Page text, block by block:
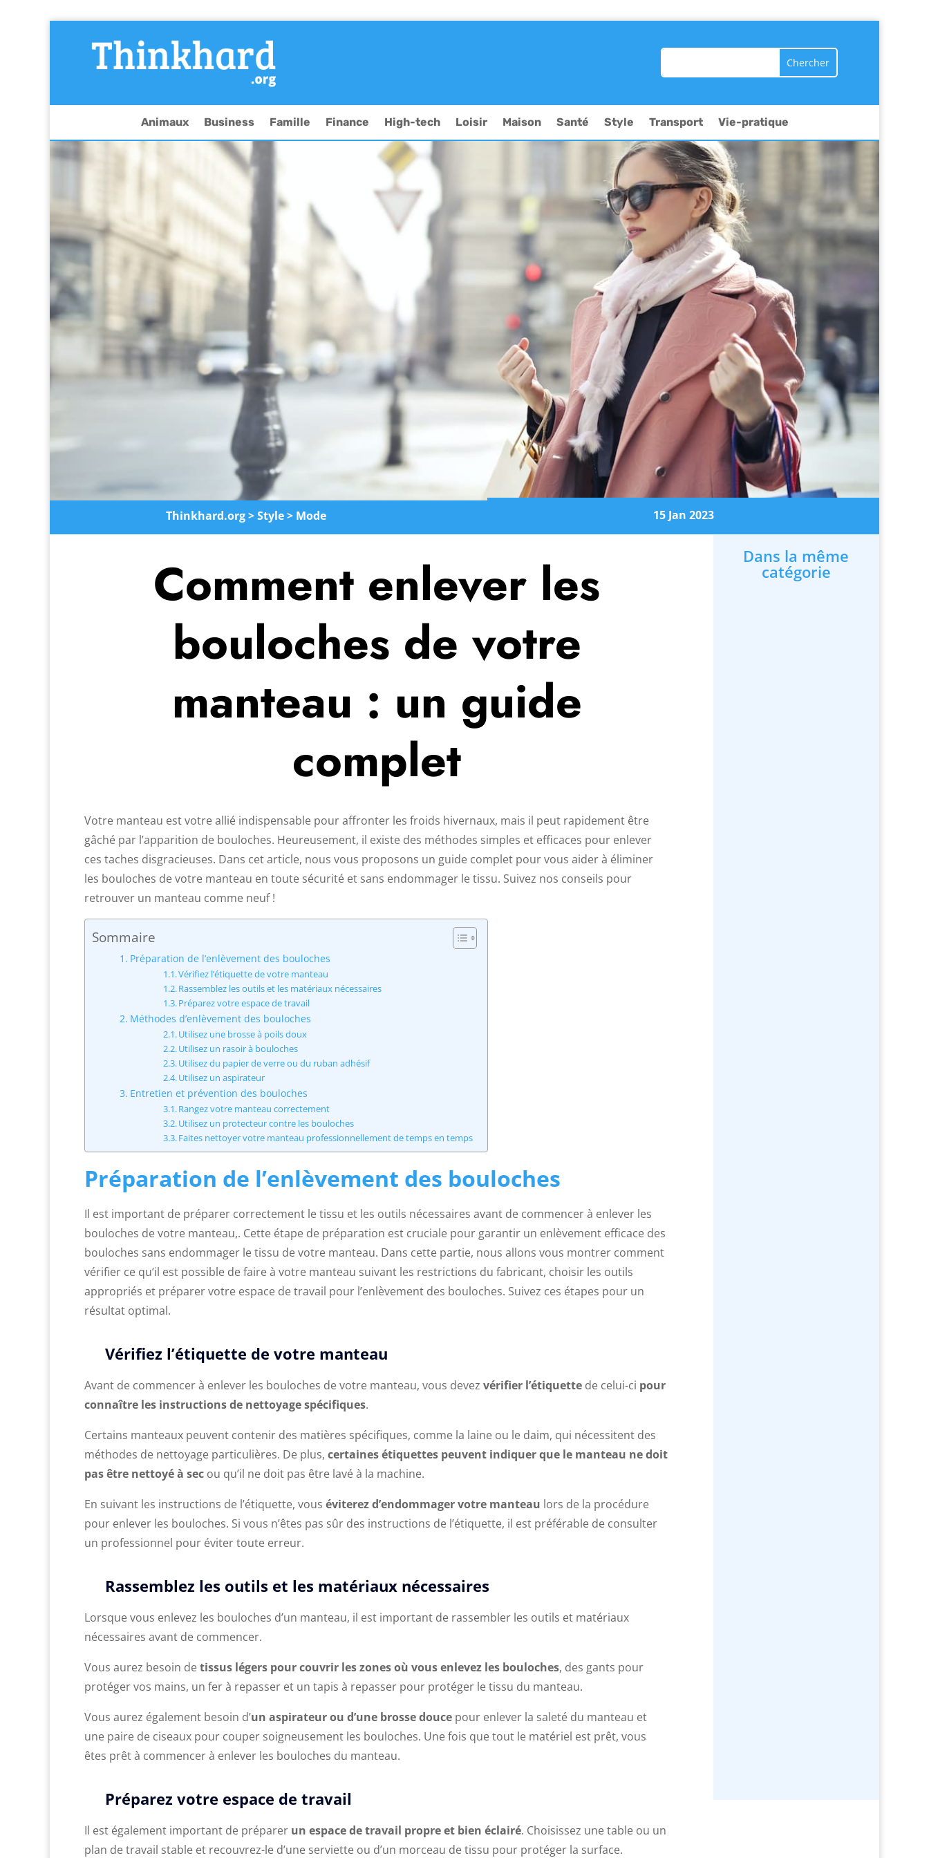
Animaux Business Famille Finance High-tech Loisir Maison Santé Style Transport Vie-pratique
Thinkhard.org>Style> Mode 15 Jan 2023
Comment enlever les
bouloches de votre
manteau : un guide
complet
Votre manteau est votre allié indispensable pour affronter les froids hivernaux, mais il peut rapidement être
gâché par l’apparition de bouloches. Heureusement, il existe des méthodes simples et efficaces pour enlever
ces taches disgracieuses. Dans cet article, nous vous proposons un guide complet pour vous aider à éliminer
les bouloches de votre manteau en toute sécurité et sans endommager le tissu. Suivez nos conseils pour
retrouver un manteau comme neuf !
Sommaire
Préparation de l’enlèvement des bouloches
Vérifiez l’étiquette de votre manteau
Rassemblez les outils et les matériaux nécessaires
Préparez votre espace de travail
Méthodes d’enlèvement des bouloches
Utilisez une brosse à poils doux
Utilisez un rasoir à bouloches
Utilisez du papier de verre ou du ruban adhésif
Utilisez un aspirateur
Entretien et prévention des bouloches
Rangez votre manteau correctement
Utilisez un protecteur contre les bouloches
Faites nettoyer votre manteau professionnellement de temps en temps
Préparation de l’enlèvement des bouloches
Il est important de préparer correctement le tissu et les outils nécessaires avant de commencer à enlever les
bouloches de votre manteau,. Cette étape de préparation est cruciale pour garantir un enlèvement efficace des
bouloches sans endommager le tissu de votre manteau. Dans cette partie, nous allons vous montrer comment
vérifier ce qu’il est possible de faire à votre manteau suivant les restrictions du fabricant, choisir les outils
appropriés et préparer votre espace de travail pour l’enlèvement des bouloches. Suivez ces étapes pour un
résultat optimal.
Vérifiez l’étiquette de votre manteau
Avant de commencer à enlever les bouloches de votre manteau, vous devez vérifier l’étiquette de celui-ci pour
connaître les instructions de nettoyage spécifiques.
Certains manteaux peuvent contenir des matières spécifiques, comme la laine ou le daim, qui nécessitent des
méthodes de nettoyage particulières. De plus, certaines étiquettes peuvent indiquer que le manteau ne doit
pas être nettoyé à sec ou qu’il ne doit pas être lavé à la machine.
En suivant les instructions de l’étiquette, vous éviterez d’endommager votre manteau lors de la procédure
pour enlever les bouloches. Si vous n’êtes pas sûr des instructions de l’étiquette, il est préférable de consulter
un professionnel pour éviter toute erreur.
Rassemblez les outils et les matériaux nécessaires
Lorsque vous enlevez les bouloches d’un manteau, il est important de rassembler les outils et matériaux
nécessaires avant de commencer.
Vous aurez besoin detissus légers pour couvrir les zones où vous enlevez les bouloches, des gants pour
protéger vos mains, un fer à repasser et un tapis à repasser pour protéger le tissu du manteau.
Vous aurez également besoin d’un aspirateur ou d’une brosse douce pour enlever la saleté du manteau et
une paire de ciseaux pour couper soigneusement les bouloches. Une fois que tout le matériel est prêt, vous
êtes prêt à commencer à enlever les bouloches du manteau.
Préparez votre espace de travail
Il est également important de préparer un espace de travail propre et bien éclairé. Choisissez une table ou un
plan de travail stable et recouvrez-le d’une serviette ou d’un morceau de tissu pour protéger la surface.
Dans la même
catégorie